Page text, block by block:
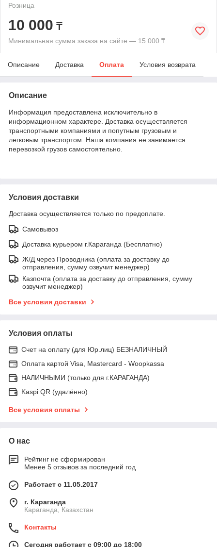
Розница
10 000 ₸
Минимальная сумма заказа на сайте — 15 000 ₸
Описание Доставка Оплата Условия возврата
Описание
Информация предоставлена исключительно в
информационном характере. Доставка осуществляется
транспортными компаниями и попутным грузовым и
легковым транспортом. Наша компания не занимается
перевозкой грузов самостоятельно.
Условия доставки
Доставка осуществляется только по предоплате.
Самовывоз
Доставка курьером г.Караганда (Бесплатно)
Ж/Д через Проводника (оплата за доставку до
отправления, сумму озвучит менеджер)
Казпочта (оплата за доставку до отправления, сумму
озвучит менеджер)
Все условия доставки
Условия оплаты
Счет на оплату (для Юр.лиц) БЕЗНАЛИЧНЫЙ
Оплата картой Visa, Mastercard - Woopkassa
НАЛИЧНЫМИ (только для г.КАРАГАНДА)
Kaspi QR (удалённо)
Все условия оплаты
О нас
Рейтинг не сформирован
Менее 5 отзывов за последний год
Работает с 11.05.2017
г. Караганда
Караганда, Казахстан
Контакты
Сегодня работает с 09:00 до 18:00